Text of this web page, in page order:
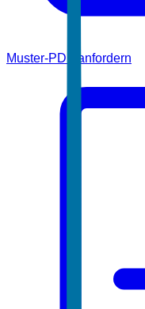
Muster-PDF anfordern